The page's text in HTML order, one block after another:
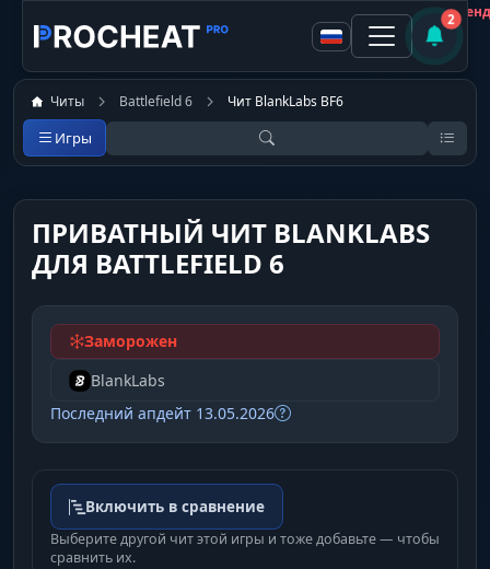
2
Читы Battlefield 6 Чит BlankLabs BF6
Игры
ПРИВАТНЫЙ ЧИТ BLANKLABS
ДЛЯ BATTLEFIELD 6
Заморожен
BlankLabs
Последний апдейт 13.05.2026
Включить в сравнение
Выберите другой чит этой игры и тоже добавьте — чтобы
сравнить их.
Не